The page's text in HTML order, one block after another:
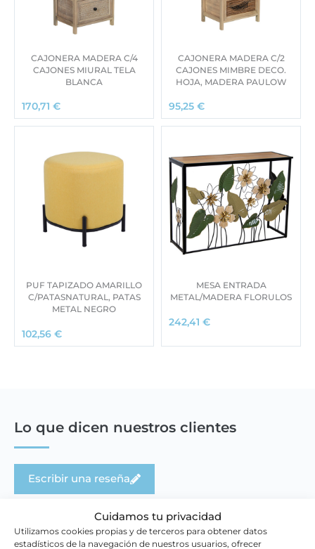
Cuidamos tu privacidad
Utilizamos cookies propias y de terceros para obtener datos
estadísticos de la navegación de nuestros usuarios, ofrecer
CAJONERA MADERA C/4
CAJONES MIURAL TELA
BLANCA
170,71 €
CAJONERA MADERA C/2
CAJONES MIMBRE DECO.
HOJA, MADERA PAULOW
95,25 €
PUF TAPIZADO AMARILLO
C/PATASNATURAL, PATAS
METAL NEGRO
102,56 €
MESA ENTRADA
METAL/MADERA FLORULOS
242,41 €
Lo que dicen nuestros clientes
Escribir una reseña